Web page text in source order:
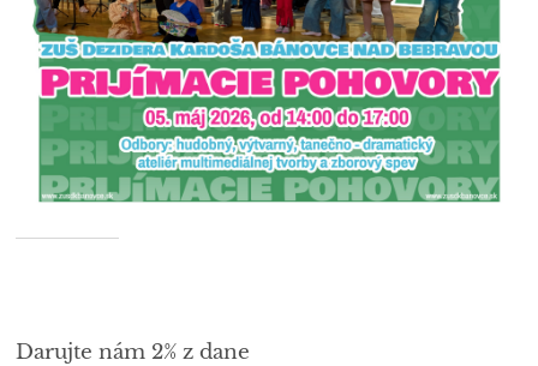
Darujte nám 2% z dane